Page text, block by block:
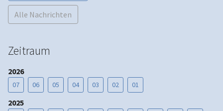
Alle Nachrichten
Zeitraum
2026
07 06 05 04 03 02 01
2025